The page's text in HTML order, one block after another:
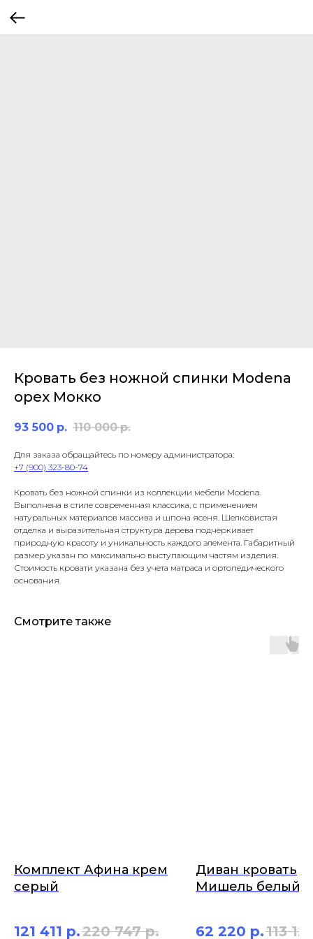
Кровать без ножной спинки Modena
орех Мокко
93 500 р. 110 000 р.
Для заказа обращайтесь по номеру администратора:
+7 (900) 323-80-74
Кровать без ножной спинки из коллекции мебели Modena.
Выполнена в стиле современная классика, с применением
натуральных материалов массива и шпона ясеня. Шелковистая
отделка и выразительная структура дерева подчеркивает
природную красоту и уникальность каждого элемента. Габаритный
размер указан по максимально выступающим частям изделия.
Стоимость кровати указана без учета матраса и ортопедического
основания.
Смотрите также
Комплект Афина крем
серый
121 411 р.220 747 р.
Диван кровать
Мишель белый
62 220 р.113